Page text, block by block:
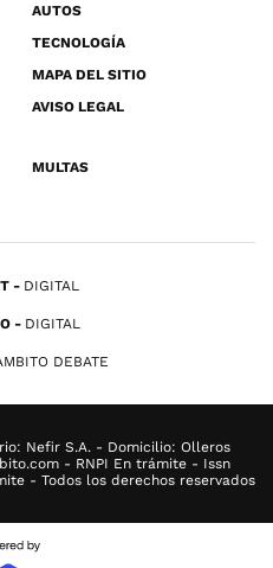
AUTOS
TECNOLOGÍA
MAPA DEL SITIO
AVISO LEGAL
MULTAS
DIGITAL
DIGITAL
DEBATE
Nefir S.A. - Domicilio: Olleros
- RNPI En trámite - Issn
- Todos los derechos reservados